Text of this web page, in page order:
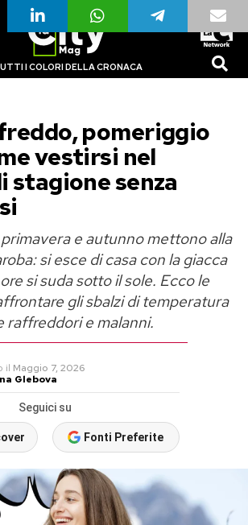
I COLORI DELLA CRONACA
pomeriggio
vestirsi nel
stagione senza
e autunno mettono alla
si esce di casa con la giacca
si suda sotto il sole. Ecco le
gli sbalzi di temperatura
raffreddori e malanni.
il Maggio 7, 2026
Glebova
Seguici su
Fonti Preferite